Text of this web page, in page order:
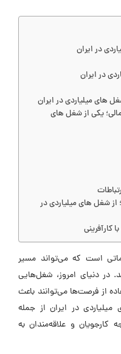
در ایران
در ایران
های میلیاردی در ایران
یکی از شغل های
شغل های میلیاردی در
کارآفرینی
است که می‌تواند مسیر
در دنیای امروز، شغل‌هایی
از فرصت‌ها می‌توانند باعث
در ایران از جمله
و علاقه‌مندان به